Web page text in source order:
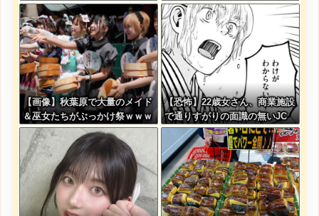
アをしていた・・・
ｗｗｗ
【画像】秋葉原で大量のメイド
＆巫女たちがぶっかけ祭ｗｗｗ
ｗｗｗｗｗｗｗｗ
【恐怖】22歳女さん、商業施設
で通りすがりの面識の無いJC
にラリアットして逮捕されてし
まう・・・